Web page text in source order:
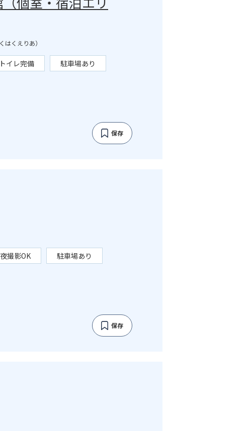
はくえりあ）
トイレ完備 駐車場あり
保存
撮影OK 駐車場あり
保存